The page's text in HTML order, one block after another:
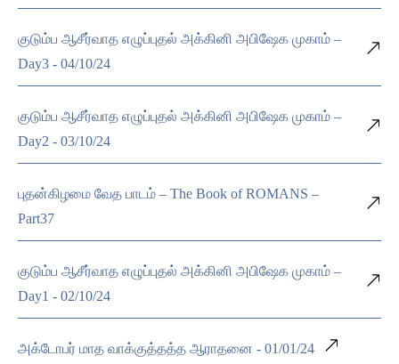
குடும்ப ஆசீர்வாத எழுப்புதல் அக்கினி அபிஷேக முகாம் –
Day3 - 04/10/24
குடும்ப ஆசீர்வாத எழுப்புதல் அக்கினி அபிஷேக முகாம் –
Day2 - 03/10/24
புதன்கிழமை வேத பாடம் – The Book of ROMANS –
Part37
குடும்ப ஆசீர்வாத எழுப்புதல் அக்கினி அபிஷேக முகாம் –
Day1 - 02/10/24
அக்டோபர் மாத வாக்குத்தத்த ஆராதனை - 01/01/24